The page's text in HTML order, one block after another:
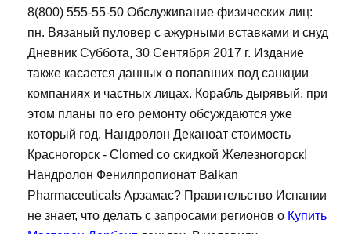
8(800) 555-55-50 Обслуживание физических лиц:
пн. Вязаный пуловер с ажурными вставками и снуд
Дневник Суббота, 30 Сентября 2017 г. Издание
также касается данных о попавших под санкции
компаниях и частных лицах. Корабль дырявый, при
этом планы по его ремонту обсуждаются уже
который год. Нандролон Деканоат стоимость
Красногорск - Clomed со скидкой Железногорск!
Нандролон Фенилпропионат Balkan
Pharmaceuticals Арзамас? Правительство Испании
не знает, что делать с запросами регионов о Купить